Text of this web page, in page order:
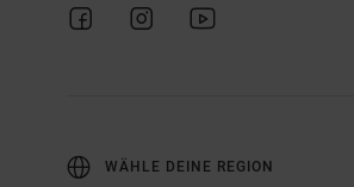
WÄHLE DEINE REGION